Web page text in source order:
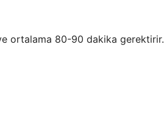
ortalama 80-90 dakika gerektirir.